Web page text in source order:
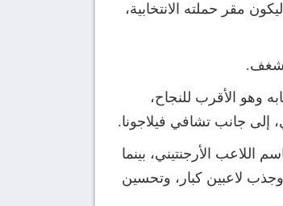
مقر حملته الانتخابية،
وهو الأقرب للنجاح،
الأرجنتيني، بينما
لاعبين كبار، وتحسين